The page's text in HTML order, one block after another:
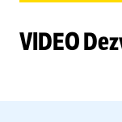
VIDEO